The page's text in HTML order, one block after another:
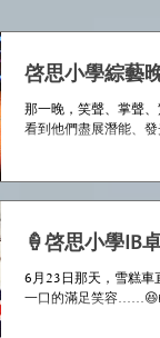
啓思小學綜藝
那一晚，笑聲、掌聲
看到他們盡展潛能、
🍦啓思小學IB
6月23日那天，雪糕車
一口的滿足笑容